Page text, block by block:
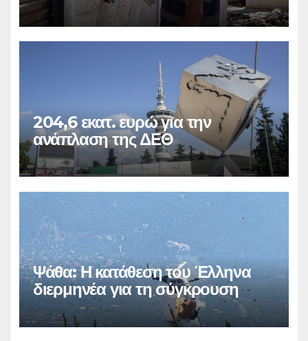
204,6 εκατ. ευρώ για την
ανάπλαση της ΔΕΘ
Ψάθα: Η κατάθεση του Έλληνα
διερμηνέα για τη σύγκρουση